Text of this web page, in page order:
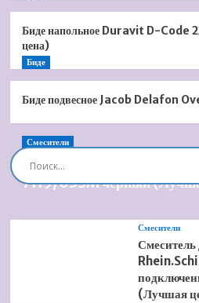
Биде напольное Duravit D-Code
цена)
Биде
Биде подвесное Jacob Delafon
Смесители
Душевая система
7119/03SM черный
Смесители
(Лучшая